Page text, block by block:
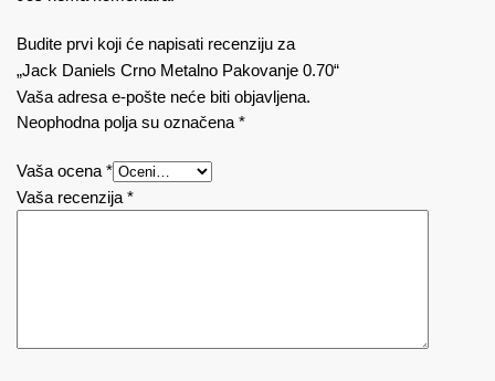
Budite prvi koji će napisati recenziju za
„Jack Daniels Crno Metalno Pakovanje 0.70“
Vaša adresa e-pošte neće biti objavljena.
Neophodna polja su označena *
Vaša ocena *
Vaša recenzija *